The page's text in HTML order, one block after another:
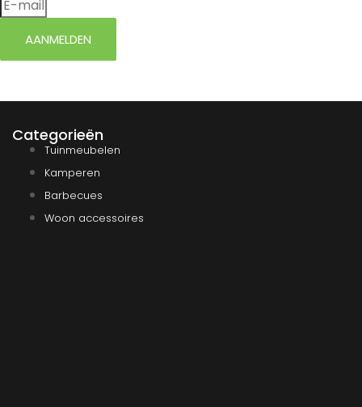
AANMELDEN
Categorieën
Tuinmeubelen
Kamperen
Barbecues
Woon accessoires